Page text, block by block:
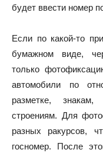
будет ввести номер
Если по какой-то
бумажном виде,
только
автомобили по
разметке,
строениям. Для
разных ракурсов,
госномер. После